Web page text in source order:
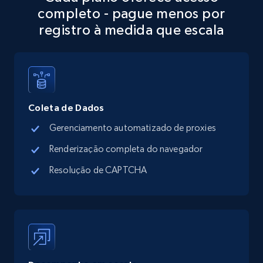
more.
Place id, URL, Country, Name, Category,
Address, Description, Business details, and
Google Maps full information - Collect
completo - pague menos por
registro à medida que escala
Coleta de Dados
Gerenciamento automatizado de proxies
Renderização completa do navegador
Resolução de CAPTCHA